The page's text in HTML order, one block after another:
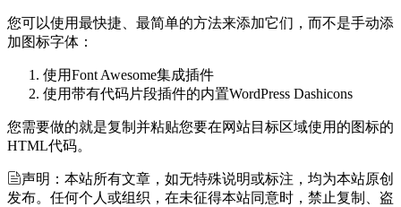
您可以使用最快捷、最简单的方法来添加它们，而不是手动添
加图标字体：
使用Font Awesome集成插件
使用带有代码片段插件的内置WordPress Dashicons
您需要做的就是复制并粘贴您要在网站目标区域使用的图标的
HTML代码。
声明：本站所有文章，如无特殊说明或标注，均为本站原创
发布。任何个人或组织，在未征得本站同意时，禁止复制、盗